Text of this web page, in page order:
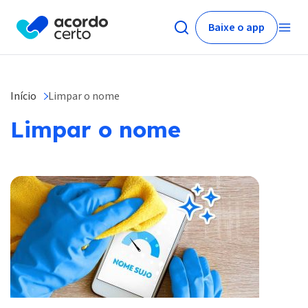
Baixe o app
Início Limpar o nome
Limpar o nome